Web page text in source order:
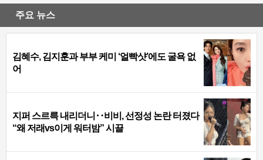
주요 뉴스
김혜수, 김지훈과 부부 케미 ‘얼빡샷’에도 굴욕 없
어
지퍼 스르륵 내리더니‥비비, 선정성 논란 터졌다
“왜 저래vs이게 워터밤” 시끌